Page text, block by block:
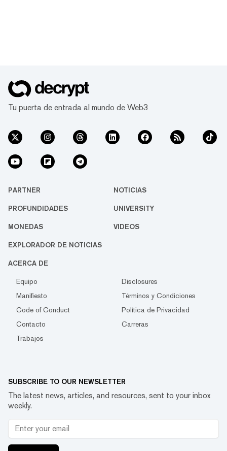
Tu puerta de entrada al mundo de Web3
PARTNER NOTICIAS
PROFUNDIDADES UNIVERSITY
MONEDAS VIDEOS
EXPLORADOR DE NOTICIAS
ACERCA DE
Equipo
Disclosures
Manifiesto
Términos y Condiciones
Code of Conduct
Política de Privacidad
Contacto
Carreras
Trabajos
SUBSCRIBE TO OUR NEWSLETTER
The latest news, articles, and resources, sent to your inbox
weekly.